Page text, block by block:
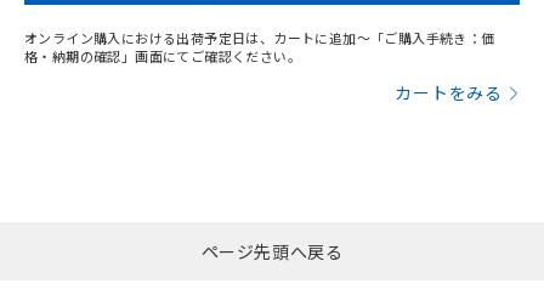
オンライン購入における出荷予定日は、カートに追加～「ご購入手続き：価
格・納期の確認」画面にてご確認ください。
カートをみる
ページ先頭へ戻る